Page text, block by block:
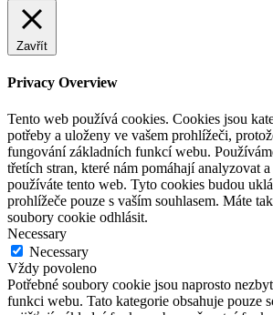
Zavřít
Privacy Overview
Tento web používá cookies. Cookies jsou
potřeby a uloženy ve vašem prohlížeči,
fungování základních funkcí webu.
třetích stran, které nám pomáhají analyzovat
používáte tento web. Tyto cookies budou
prohlížeče pouze s vaším souhlasem. Máte
soubory cookie odhlásit.
Necessary
Necessary
Vždy povoleno
Potřebné soubory cookie jsou naprosto
funkci webu. Tato kategorie obsahuje pouze